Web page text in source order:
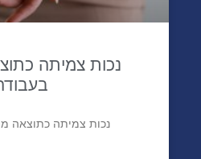
נכות צמיתה
נכות צמיתה כתוצאה